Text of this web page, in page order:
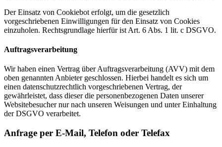
Der Einsatz von Cookiebot erfolgt, um die gesetzlich
vorgeschriebenen Einwilligungen für den Einsatz von Cookies
einzuholen. Rechtsgrundlage hierfür ist Art. 6 Abs. 1 lit. c DSGVO.
Auftragsverarbeitung
Wir haben einen Vertrag über Auftragsverarbeitung (AVV) mit dem
oben genannten Anbieter geschlossen. Hierbei handelt es sich um
einen datenschutzrechtlich vorgeschriebenen Vertrag, der
gewährleistet, dass dieser die personenbezogenen Daten unserer
Websitebesucher nur nach unseren Weisungen und unter Einhaltung
der DSGVO verarbeitet.
Anfrage per E-Mail, Telefon oder Telefax